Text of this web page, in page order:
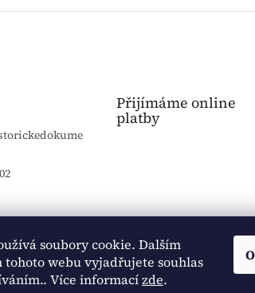
soubory cookie. Dalším
tohoto webu vyjadřujete souhlas
Více informacízde.
Přijímáme online
platby
Blog Sportantique.cz Sportovní